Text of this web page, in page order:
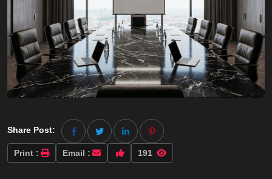
Share Post:
Print : Email : 191